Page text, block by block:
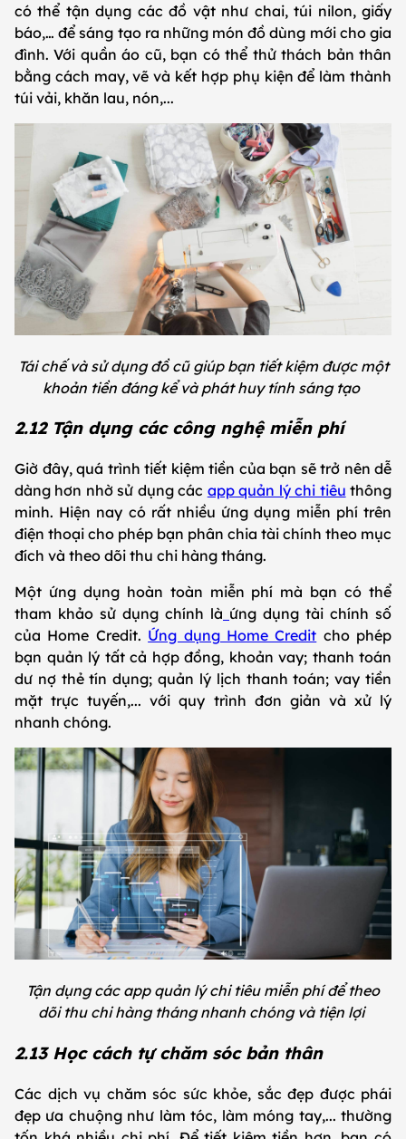
có thể tận dụng các đồ vật như chai, túi nilon, giấy
báo,… để sáng tạo ra những món đồ dùng mới cho gia
đình. Với quần áo cũ, bạn có thể thử thách bản thân
bằng cách may, vẽ và kết hợp phụ kiện để làm thành
túi vải, khăn lau, nón,...
Tái chế và sử dụng đồ cũ giúp bạn tiết kiệm được một
khoản tiền đáng kể và phát huy tính sáng tạo
2.12 Tận dụng các công nghệ miễn phí
Giờ đây, quá trình tiết kiệm tiền của bạn sẽ trở nên dễ
dàng hơn nhờ sử dụng các app quản lý chi tiêu thông
minh. Hiện nay có rất nhiều ứng dụng miễn phí trên
điện thoại cho phép bạn phân chia tài chính theo mục
đích và theo dõi thu chi hàng tháng.
Một ứng dụng hoàn toàn miễn phí mà bạn có thể
tham khảo sử dụng chính là ứng dụng tài chính số
của Home Credit. Ứng dụng Home Credit cho phép
bạn quản lý tất cả hợp đồng, khoản vay; thanh toán
dư nợ thẻ tín dụng; quản lý lịch thanh toán; vay tiền
mặt trực tuyến,... với quy trình đơn giản và xử lý
nhanh chóng.
Tận dụng các app quản lý chi tiêu miễn phí để theo
dõi thu chi hàng tháng nhanh chóng và tiện lợi
2.13 Học cách tự chăm sóc bản thân
Các dịch vụ chăm sóc sức khỏe, sắc đẹp được phái
đẹp ưa chuộng như làm tóc, làm móng tay,... thường